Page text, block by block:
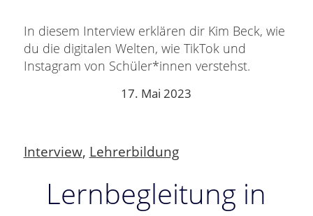
In diesem Interview erklären dir Kim Beck, wie
du die digitalen Welten, wie TikTok und
Instagram von Schüler*innen verstehst.
17. Mai 2023
Interview, Lehrerbildung
Lernbegleitung in